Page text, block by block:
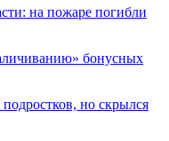
на пожаре погибли
бонусных
но скрылся